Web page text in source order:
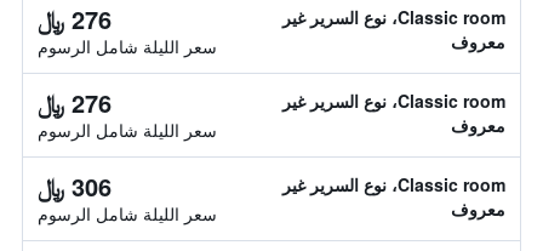
Classic room، نوع السرير غير
معروف
276 ﷼
سعر الليلة شامل الرسوم
Classic room، نوع السرير غير
معروف
276 ﷼
سعر الليلة شامل الرسوم
Classic room، نوع السرير غير
معروف
306 ﷼
سعر الليلة شامل الرسوم